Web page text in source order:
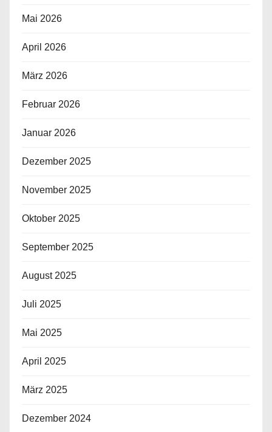
Mai 2026
April 2026
März 2026
Februar 2026
Januar 2026
Dezember 2025
November 2025
Oktober 2025
September 2025
August 2025
Juli 2025
Mai 2025
April 2025
März 2025
Dezember 2024